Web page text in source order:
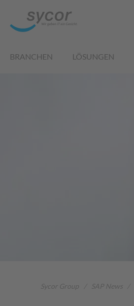
BRANCHEN LÖSUNGEN
Sycor Group SAP News